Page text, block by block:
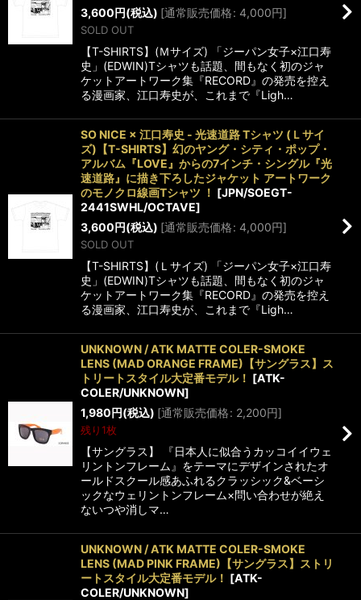
3,600円(税込) [通常販売価格: 4,000円]
SOLD OUT
【T-SHIRTS】(Ｍサイズ) 「ジーパン女子×江口寿
史」(EDWIN)Tシャツも話題、間もなく初のジャ
ケットアートワーク集『RECORD』の発売を控え
る漫画家、江口寿史が、これまで『Ligh…
SO NICE × 江口寿史 - 光速道路 Tシャツ (Ｌサイ
ズ)【T-SHIRTS】幻のヤング・シティ・ポップ・
アルバム『LOVE』からの7インチ・シングル『光
速道路』に描き下ろしたジャケット アートワーク
のモノクロ線画Tシャツ ！ [JPN/SOEGT-
2441SWHL/OCTAVE]
3,600円(税込) [通常販売価格: 4,000円]
SOLD OUT
【T-SHIRTS】(Ｌサイズ) 「ジーパン女子×江口寿
史」(EDWIN)Tシャツも話題、間もなく初のジャ
ケットアートワーク集『RECORD』の発売を控え
る漫画家、江口寿史が、これまで『Ligh…
UNKNOWN / ATK MATTE COLER-SMOKE
LENS (MAD ORANGE FRAME)【サングラス】ス
トリートスタイル大定番モデル！ [ATK-
COLER/UNKNOWN]
1,980円(税込) [通常販売価格: 2,200円]
残り1枚
【サングラス】 『日本人に似合うカッコイイウェ
リントンフレーム』をテーマにデザインされたオ
ールドスクール感あふれるクラッシック&ベーシ
ックなウェリントンフレーム×問い合わせが絶え
ないつや消しマ…
UNKNOWN / ATK MATTE COLER-SMOKE
LENS (MAD PINK FRAME)【サングラス】ストリ
ートスタイル大定番モデル！ [ATK-
COLER/UNKNOWN]